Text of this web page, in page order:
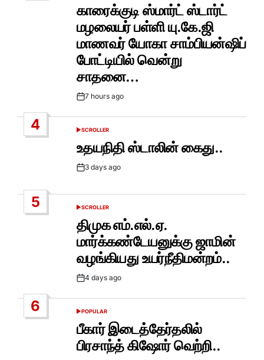
காரைக்குடி ஸ்மார்ட் ஸ்டார்ட்
மழலையர் பள்ளி யு.கே.ஜி
மாணவர் யோகா சாம்பியன்ஷிப்
போட்டியில் வென்று
சாதனை…
Post7 hours ago
4
POSTED
SCROLLER
உதயநிதி ஸ்டாலின் கைது..
Post3 days ago
5
POSTED
SCROLLER
திமுக எம்.எல்.ஏ.
மார்க்கண்டேயனுக்கு ஜாமின்
வழங்கியது உயர்நீதிமன்றம்..
Post4 days ago
6
POSTED
IN
POPULAR
பீகார் இடைத்தேர்தலில்
பிரசாந்த் கிஷோர் வெற்றி..